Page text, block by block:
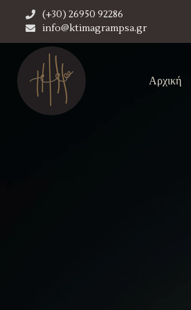
(+30) 26950 92286
info@ktimagrampsa.gr
Αρχική